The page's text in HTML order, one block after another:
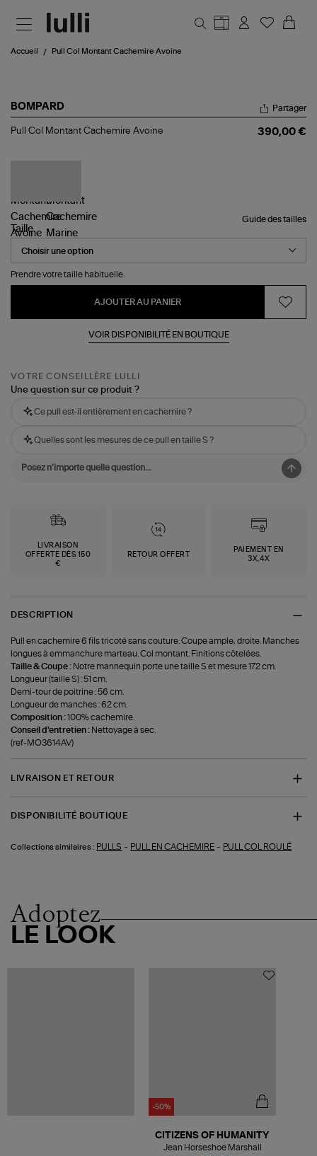
Accueil Pull Col Montant Cachemire Avoine
BOMPARD
Pull
Partager
Pull Col Montant Cachemire Avoine 390,00 €
Guide des tailles
Taille
Prendre votre taille habituelle.
AJOUTER AU PANIER
VOIR DISPONIBILITÉ EN BOUTIQUE
VOTRE CONSEILLÈRE LULLI
Une question sur ce produit ?
Ce pull est-il entièrement en cachemire ?
Quelles sont les mesures de ce pull en taille S ?
LIVRAISON
OFFERTE DÈS 150
€
RETOUR OFFERT
PAIEMENT EN
3X,4X
DESCRIPTION
Pull en cachemire 6 fils tricoté sans couture. Coupe ample, droite. Manches
longues à emmanchure marteau. Col montant. Finitions côtelées.
Taille & Coupe : Notre mannequin porte une taille S et mesure 172 cm.
Longueur (taille S) : 51 cm.
Demi-tour de poitrine : 56 cm.
Longueur de manches : 62 cm.
Composition :100% cachemire.
Conseil d'entretien : Nettoyage à sec.
(ref-MO3614AV)
LIVRAISON ET RETOUR
DISPONIBILITÉ BOUTIQUE
Collections similaires : PULLS - PULL EN CACHEMIRE - PULL COL ROULÉ
Adoptez
LE LOOK
-50%
CITIZENS OF HUMANITY
Jean Horseshoe Marshall